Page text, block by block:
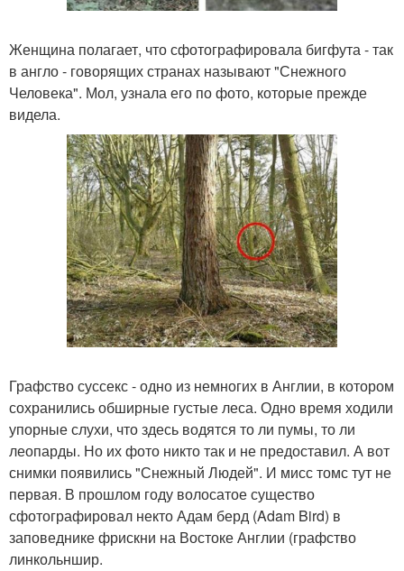
Женщина полагает, что сфотографировала бигфута - так
в англо - говорящих странах называют "Снежного
Человека". Мол, узнала его по фото, которые прежде
видела.
Графство суссекс - одно из немногих в Англии, в котором
сохранились обширные густые леса. Одно время ходили
упорные слухи, что здесь водятся то ли пумы, то ли
леопарды. Но их фото никто так и не предоставил. А вот
снимки появились "Снежный Людей". И мисс томс тут не
первая. В прошлом году волосатое существо
сфотографировал некто Адам берд (Adam Bird) в
заповеднике фрискни на Востоке Англии (графство
линкольншир.